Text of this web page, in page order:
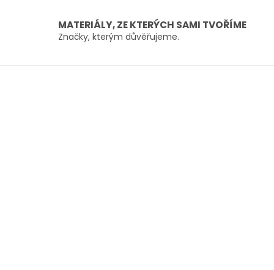
MATERIÁLY, ZE KTERÝCH SAMI TVOŘÍME
Značky, kterým důvěřujeme.